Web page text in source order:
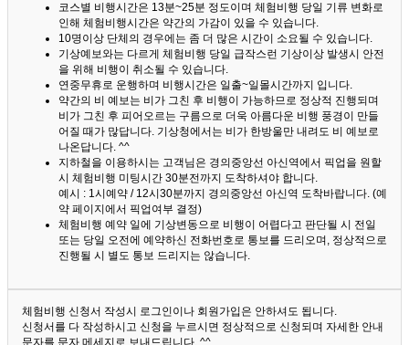
코스별 비행시간은 13분~25분 정도이며 체험비행 당일 기류 변화로
인해 체험비행시간은 약간의 가감이 있을 수 있습니다.
10명이상 단체의 경우에는 좀 더 많은 시간이 소요될 수 있습니다.
기상예보와는 다르게 체험비행 당일 급작스런 기상이상 발생시 안전
을 위해 비행이 취소될 수 있습니다.
연중무휴로 운행하며 비행시간은 일출~일몰시간까지 입니다.
약간의 비 예보는 비가 그친 후 비행이 가능하므로 정상적 진행되며
비가 그친 후 피어오르는 구름으로 더욱 아름다운 비행 풍경이 만들
어질 때가 많답니다. 기상청에서는 비가 한방울만 내려도 비 예보로
나온답니다. ^^
지하철을 이용하시는 고객님은 경의중앙선 아신역에서 픽업을 원할
시 체험비행 미팅시간 30분전까지 도착하셔야 합니다.
예시 : 1시예약 / 12시30분까지 경의중앙선 아신역 도착바랍니다. (예
약 페이지에서 픽업여부 결정)
체험비행 예약 일에 기상변동으로 비행이 어렵다고 판단될 시 전일
또는 당일 오전에 예약하신 전화번호로 통보를 드리오며, 정상적으로
진행될 시 별도 통보 드리지는 않습니다.
체험비행 신청서 작성시 로그인이나 회원가입은 안하셔도 됩니다.
신청서를 다 작성하시고 신청을 누르시면 정상적으로 신청되며 자세한 안내
문자를 문자 메세지로 보내드립니다. ^^